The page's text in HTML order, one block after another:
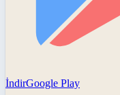
İndirGoogle Play